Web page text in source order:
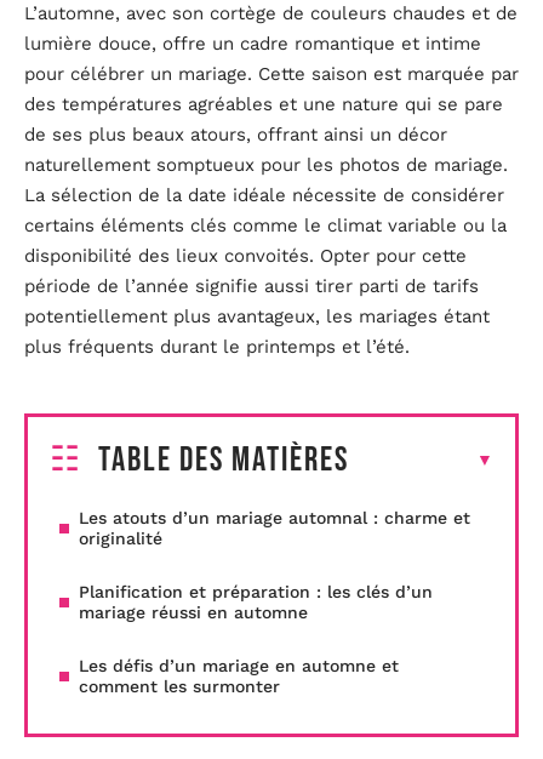
L’automne, avec son cortège de couleurs chaudes et de
lumière douce, offre un cadre romantique et intime
pour célébrer un mariage. Cette saison est marquée par
des températures agréables et une nature qui se pare
de ses plus beaux atours, offrant ainsi un décor
naturellement somptueux pour les photos de mariage.
La sélection de la date idéale nécessite de considérer
certains éléments clés comme le climat variable ou la
disponibilité des lieux convoités. Opter pour cette
période de l’année signifie aussi tirer parti de tarifs
potentiellement plus avantageux, les mariages étant
plus fréquents durant le printemps et l’été.
Table des matières
Les atouts d’un mariage automnal : charme et
originalité
Planification et préparation : les clés d’un
mariage réussi en automne
Les défis d’un mariage en automne et
comment les surmonter